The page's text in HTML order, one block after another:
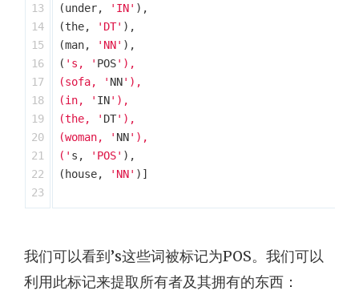
13
14
15
16
17
18
19
20
21
22
(under, 'IN' ),
(the, 'DT' ),
(man, 'NN' ),
( 's, ' POS'),
(sofa, ' NN'),
(in, ' IN'),
(the, ' DT'),
(woman, ' NN'),
(' s , 'POS' ),
( house, 'NN' )]
我们可以看到’s这些词被标记为POS。我们可以
利用此标记来提取所有者及其拥有的东西：